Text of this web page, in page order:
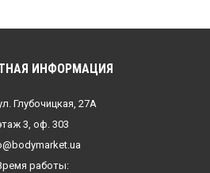
ИНФОРМАЦИЯ
Глубочицкая, 27А
3, оф. 303
работы: